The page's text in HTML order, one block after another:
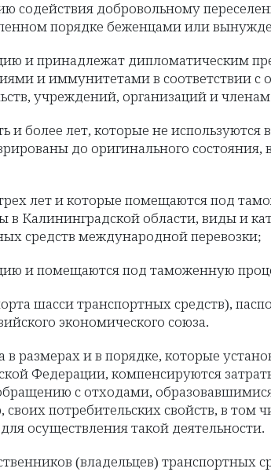
содействия добровольному
порядке беженцами или
и принадлежат дипломатическим
и иммунитетами в
учреждений, организаций и
и более лет, которые не
до оригинального
лет и которые помещаются под
Калининградской области, виды и
средств международной перевозки;
и помещаются под таможенную
шасси транспортных средств),
экономического союза.
в размерах и в порядке, которые
Федерации, компенсируются
с отходами,
потребительских свойств, в том
осуществления такой деятельности.
(владельцев)